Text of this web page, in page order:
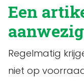
Een
Regelmatig
niet op